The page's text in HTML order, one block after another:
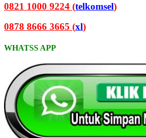
0821 1000 9224 (telkomsel)
0878 8666 3665 (xl)
WHATSS APP